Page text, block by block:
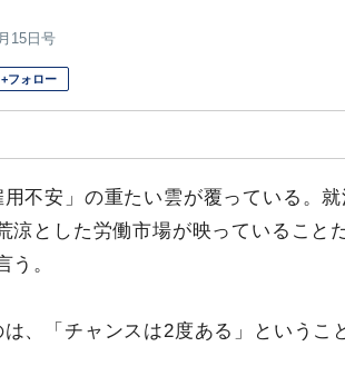
15日号
+フォロー
用不安」の重たい雲が覆っている。
涼とした労働市場が映っていること
う。
、「チャンスは2度ある」というこ